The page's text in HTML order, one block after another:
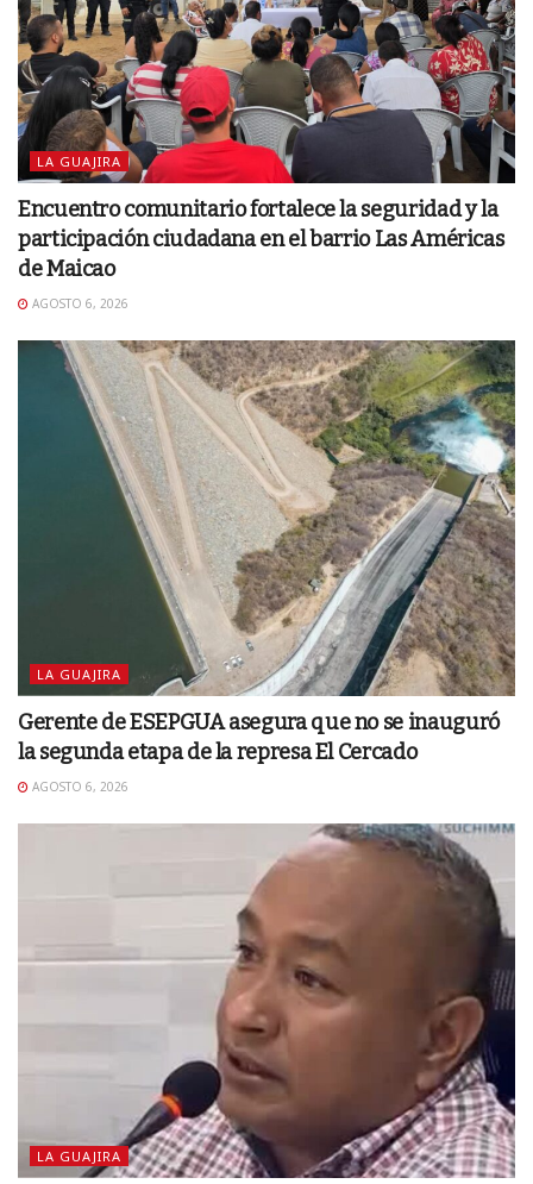
LA GUAJIRA
Encuentro comunitario fortalece la seguridad y la
participación ciudadana en el barrio Las Américas
de Maicao
AGOSTO 6, 2026
LA GUAJIRA
Gerente de ESEPGUA asegura que no se inauguró
la segunda etapa de la represa El Cercado
AGOSTO 6, 2026
LA GUAJIRA